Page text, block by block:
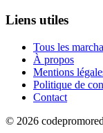
Liens utiles
Tous les
À propos
Mentions
Politique de
Contact
© 2026